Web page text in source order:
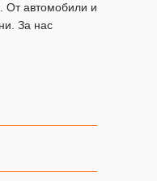
От автомобили и
За нас